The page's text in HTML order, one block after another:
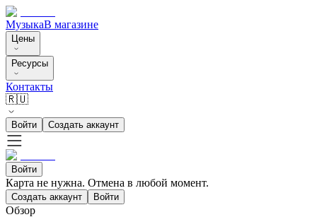
МузыкаВ магазине
Цены
Ресурсы
Контакты
🇷🇺
Войти Создать аккаунт
Войти
Карта не нужна. Отмена в любой момент.
Создать аккаунт Войти
Обзор